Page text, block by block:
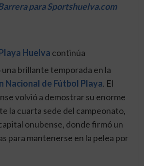
para Sportshuelva.com
Huelva continúa
brillante temporada en la
Nacional de Fútbol Playa. El
volvió a demostrar su enorme
la cuarta sede del campeonato,
onubense, donde firmó un
para mantenerse en la pelea por